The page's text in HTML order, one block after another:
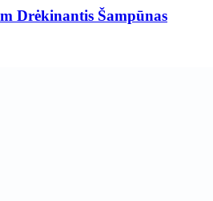
Drėkinantis Šampūnas